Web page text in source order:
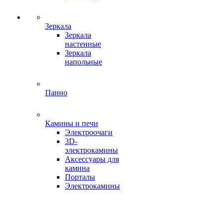
Зеркала
Зеркала
настенные
Зеркала
напольные
Панно
Камины и печи
Электроочаги
3D-
электрокамины
Аксессуары для
камина
Порталы
Электрокамины